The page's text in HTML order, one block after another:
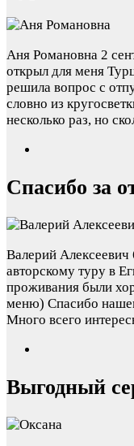
Аня Романовна 2
открыл для меня
решила вопрос с
словно из
несколько раз, но
Спасибо за
Валерий Алексеевич
авторскому туру в
проживания были
меню) Спасибо
Много всего
Выгодный